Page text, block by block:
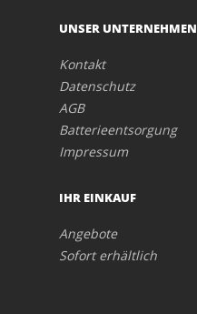
UNSER UNTERNEHMEN
Kontakt
Datenschutz
AGB
Batterieentsorgung
Impressum
IHR EINKAUF
Angebote
Sofort erhältlich